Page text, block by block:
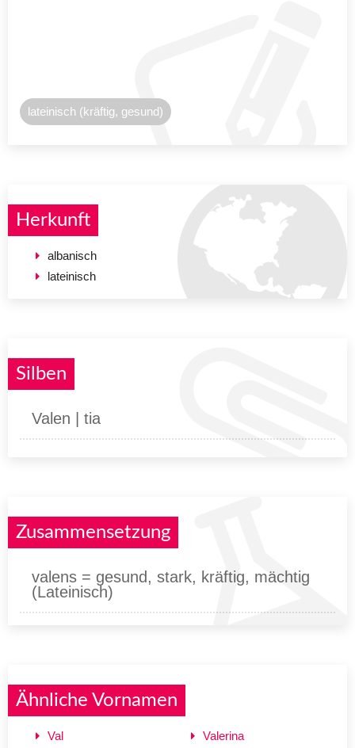
lateinisch (kräftig, gesund)
Herkunft
albanisch
lateinisch
Silben
Valen | tia
Zusammensetzung
valens = gesund, stark, kräftig, mächtig
(Lateinisch)
Ähnliche Vornamen
Val
Valerina